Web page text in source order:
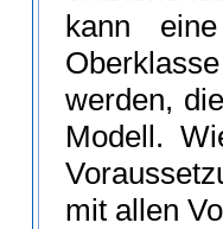
kann
werden,
Modell.
mit allen